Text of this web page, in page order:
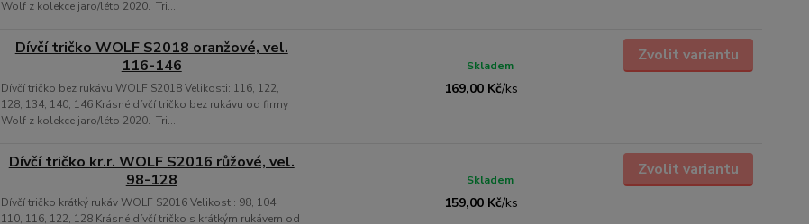
Wolf z kolekce jaro/léto 2020. Tri...
Dívčí tričko WOLF S2018 oranžové, vel.
116-146
Dívčí tričko bez rukávu WOLF S2018 Velikosti: 116, 122,
128, 134, 140, 146 Krásné dívčí tričko bez rukávu od firmy
Wolf z kolekce jaro/léto 2020. Tri...
169,00 Kč/ks
Skladem
Zvolit variantu
Dívčí tričko kr.r. WOLF S2016 růžové, vel.
98-128
Dívčí tričko krátký rukáv WOLF S2016 Velikosti: 98, 104,
110, 116, 122, 128 Krásné dívčí tričko s krátkým rukávem od
159,00 Kč/ks
Skladem
Zvolit variantu